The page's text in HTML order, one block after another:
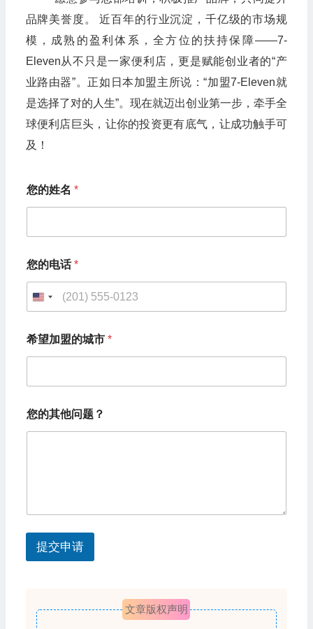
品牌美誉度。 近百年的行业沉淀，千亿级的市场规
模，成熟的盈利体系，全方位的扶持保障——7-
Eleven从不只是一家便利店，更是赋能创业者的“产
业路由器”。正如日本加盟主所说：“加盟7-Eleven就
是选择了对的人生”。现在就迈出创业第一步，牵手全
球便利店巨头，让你的投资更有底气，让成功触手可
及！
您的姓名 *
的
姓
名
其
他
问
？
的
您的电话*
U
i
e
d
S
e
s
+
希望加盟的城市 *
您的其他问题？
提交申请
文章版权声明